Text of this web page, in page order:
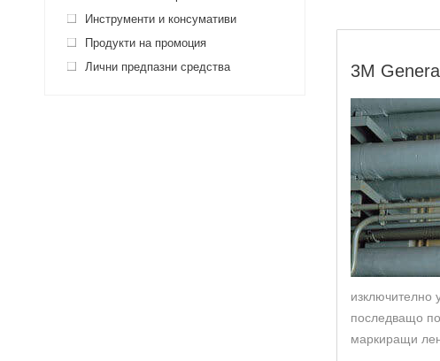
3M
изключително
последващо
маркиращи
Инструменти и консумативи
Продукти на промоция
Лични предпазни средства